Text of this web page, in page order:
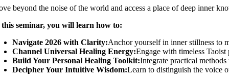
beyond the noise of the world and access a place of deep inner
seminar, you will learn how to:
Navigate 2026 with Clarity:Anchor yourself in inner stillness to
Channel Universal Healing Energy:Engage with timeless
Build Your Personal Healing Toolkit:Integrate practical
Decipher Your Intuitive Wisdom:Learn to distinguish the voice